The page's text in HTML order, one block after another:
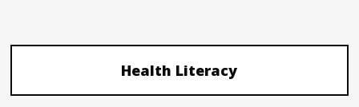
Health Literacy